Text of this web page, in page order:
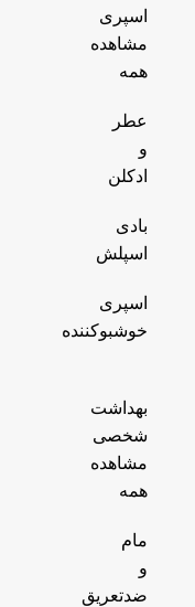
اسپری
مشاهده
همه
عطر
و
ادکلن
بادی
اسپلش
اسپری
خوشبوکننده
بهداشت
شخصی
مشاهده
همه
مام
و
ضدتعریق